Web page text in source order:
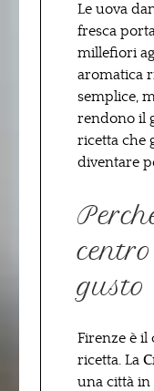
Le uova
fresca
millefiori
aromatica
semplice,
rendono il
ricetta che
diventare
gusto
Firenze è il
ricetta. La
una città in